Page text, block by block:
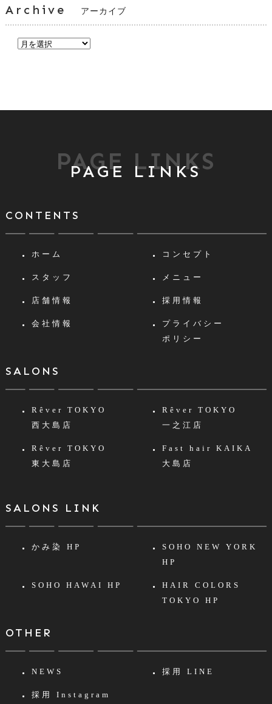
Archive アーカイブ
PAGE LINKS
PAGE LINKS
CONTENTS
ホーム コンセプト
スタッフ メニュー
店舗情報 採用情報
会社情報
プライバシー
ポリシー
SALONS
Rêver TOKYO
西大島店
Rêver TOKYO
一之江店
Rêver TOKYO
東大島店
Fast hair KAIKA
大島店
SALONS LINK
かみ染 HP
SOHO NEW YORK
HP
SOHO HAWAI HP
HAIR COLORS
TOKYO HP
OTHER
NEWS 採用 LINE
採用 Instagram